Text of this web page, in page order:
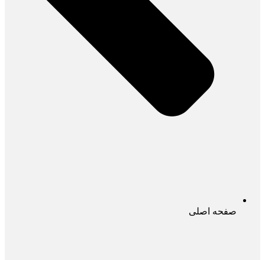
صفحه اصلی